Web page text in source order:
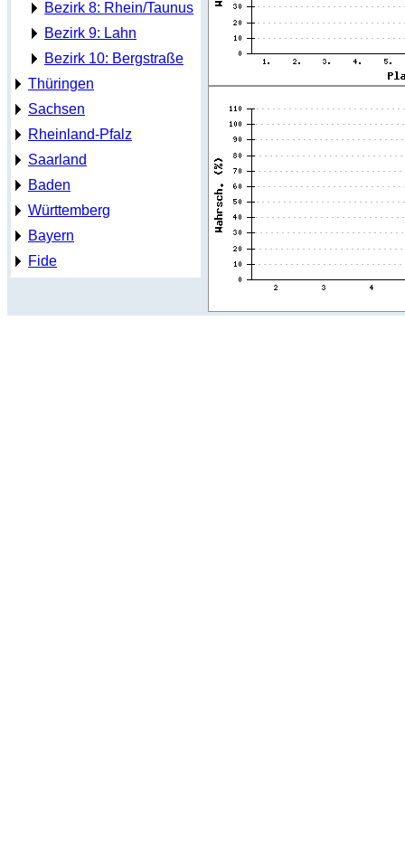
Bezirk 8: Rhein/Taunus
Bezirk 9: Lahn
Bezirk 10: Bergstraße
Thüringen
Sachsen
Rheinland-Pfalz
Saarland
Baden
Württemberg
Bayern
Fide